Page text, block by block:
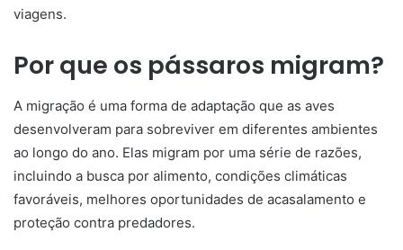
viagens.
Por que os pássaros migram?
A migração é uma forma de adaptação que as aves
desenvolveram para sobreviver em diferentes ambientes
ao longo do ano. Elas migram por uma série de razões,
incluindo a busca por alimento, condições climáticas
favoráveis, melhores oportunidades de acasalamento e
proteção contra predadores.